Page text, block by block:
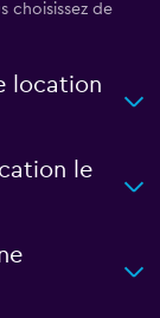
choisissez de
location
le